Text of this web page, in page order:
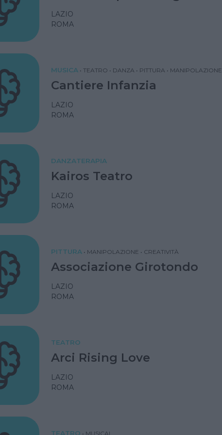
LAZIO
ROMA
MUSICA • TEATRO • DANZA • PITTURA • MANIPOLAZIONE
Cantiere Infanzia
LAZIO
ROMA
DANZATERAPIA
Kairos Teatro
LAZIO
ROMA
PITTURA • MANIPOLAZIONE • CREATIVITÀ
Associazione Girotondo
LAZIO
ROMA
TEATRO
Arci Rising Love
LAZIO
ROMA
TEATRO • MUSICAL